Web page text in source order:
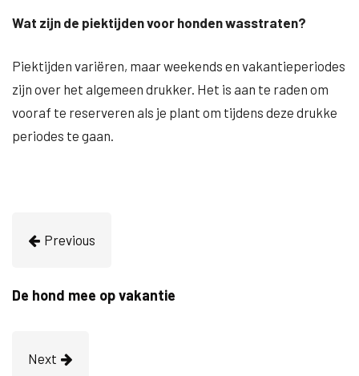
Wat zijn de piektijden voor honden wasstraten?
Piektijden variëren, maar weekends en vakantieperiodes
zijn over het algemeen drukker. Het is aan te raden om
vooraf te reserveren als je plant om tijdens deze drukke
periodes te gaan.
Previous
De hond mee op vakantie
Next